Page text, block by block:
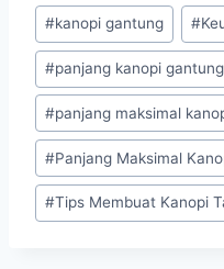
#kanopi gantung #
#panjang kanopi gantung
#panjang maksimal
#Panjang Maksimal
#Tips Membuat Kanopi